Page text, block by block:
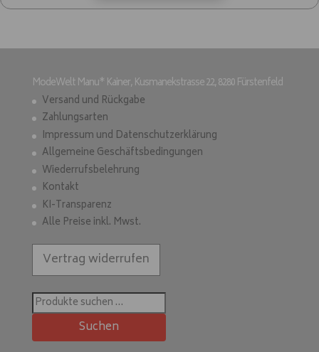
ModeWelt Manu* Kainer, Kusmanekstrasse 22, 8280 Fürstenfeld
Versand und Rückgabe
Zahlungsarten
Impressum und Datenschutzerklärung
Allgemeine Geschäftsbedingungen
Wiederrufsbelehrung
Kontakt
KI-Transparenz
Alle Preise inkl. Mwst.
Vertrag widerrufen
Suchen
nach:
Suchen